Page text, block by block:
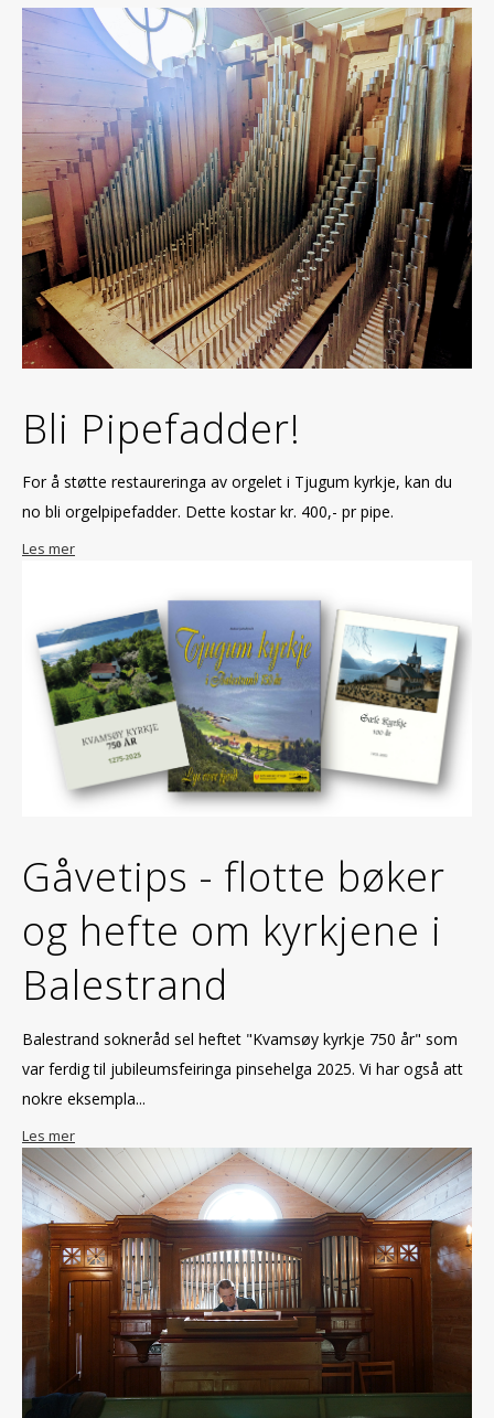
Bli Pipefadder!
For å støtte restaureringa av orgelet i Tjugum kyrkje, kan du
no bli orgelpipefadder. Dette kostar kr. 400,- pr pipe.
Les mer
Gåvetips - flotte bøker
og hefte om kyrkjene i
Balestrand
Balestrand sokneråd sel heftet "Kvamsøy kyrkje 750 år" som
var ferdig til jubileumsfeiringa pinsehelga 2025. Vi har også att
nokre eksempla...
Les mer